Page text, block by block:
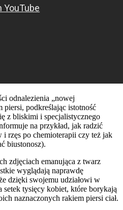
odnalezienia „nowej
piersi, podkreślając istotność
z bliskimi i specjalistycznego
na przykład, jak radzić
i rzęs po chemioterapii czy też jak
biustonosz).
zdjęciach emanująca z twarz
wyglądają naprawdę
dzięki swojemu udziałowi w
setek tysięcy kobiet, które borykają
naznaczonych rakiem piersi ciał.